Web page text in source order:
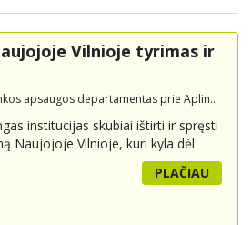
Vilnioje tyrimas ir
apsaugos departamentas prie Aplinkos ministerijos
institucijas skubiai ištirti ir spręsti
Naujojoje Vilnioje, kuri kyla dėl
Pramonės g. 141. Gyventojai
atliekų kvapu, kuris neigiamai
PLAČIAU